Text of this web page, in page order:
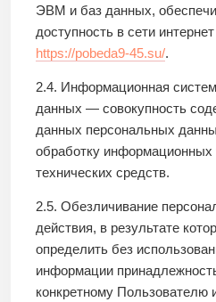
ЭВМ и баз данных,
доступность в сети
https://pobeda9-45.su/.
2.4. Информационная
данных — совокупность
данных персональных
обработку информационных
технических средств.
2.5. Обезличивание
действия, в результате
определить без
информации
конкретному Пользователю